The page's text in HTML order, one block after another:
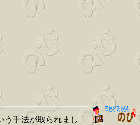
う手法が取られまし